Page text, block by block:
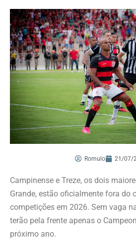
Romulo 21/07/
Campinense e Treze, os dois
Grande, estão oficialmente fora do
competições em 2026. Sem vaga
terão pela frente apenas o
próximo ano.